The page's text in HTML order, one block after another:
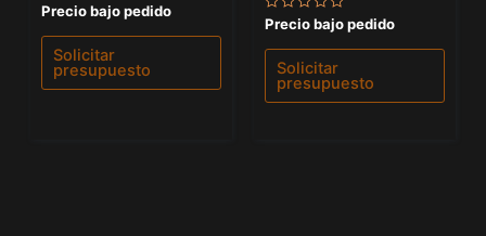
Valorado
con
0
de
Precio bajo pedido
Solicitar
presupuesto
Valorado
con
0
de
Precio bajo pedido
Solicitar
presupuesto